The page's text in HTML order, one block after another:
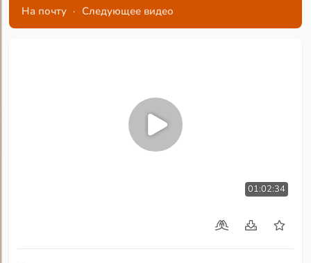
На почту · Следующее видео
01:02:34